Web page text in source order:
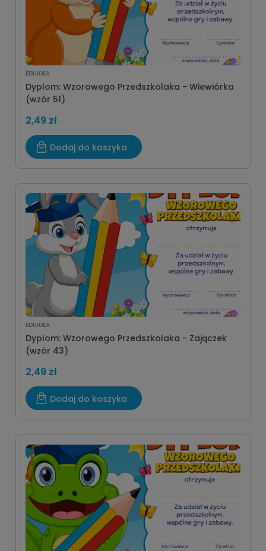
EDUIDEA
Dyplom: Wzorowego Przedszkolaka - Wiewiórka
(wzór 51)
2,49 zł
Dodaj do koszyka
EDUIDEA
Dyplom: Wzorowego Przedszkolaka - Zajączek
(wzór 43)
2,49 zł
Dodaj do koszyka